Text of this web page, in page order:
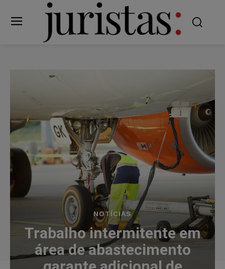
NOTÍCIAS
Trabalho intermitente em
área de abastecimento